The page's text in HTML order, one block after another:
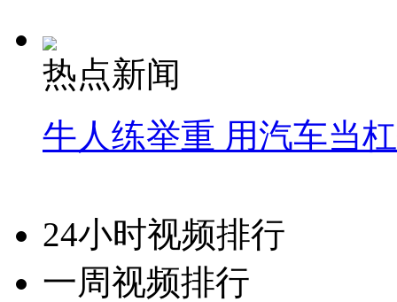
热点新闻
牛人练举重 用汽车当
24小时视频排行
一周视频排行